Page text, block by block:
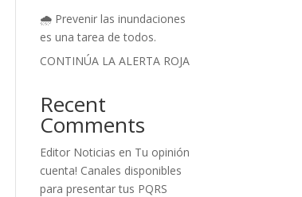
🌧️ Prevenir las inundaciones
es una tarea de todos.
CONTINÚA LA ALERTA ROJA
Recent
Comments
Editor Noticias en Tu opinión
cuenta! Canales disponibles
para presentar tus PQRS